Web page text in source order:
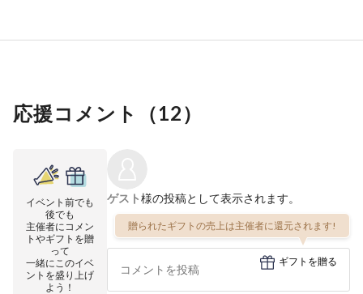
応援コメント（12）
イベント前でも
後でも
主催者にコメン
トやギフトを贈
って
一緒にこのイベ
ントを盛り上げ
よう！
ゲスト様の投稿として表示されます。
贈られたギフトの売上は主催者に還元されます!
ギフトを贈る